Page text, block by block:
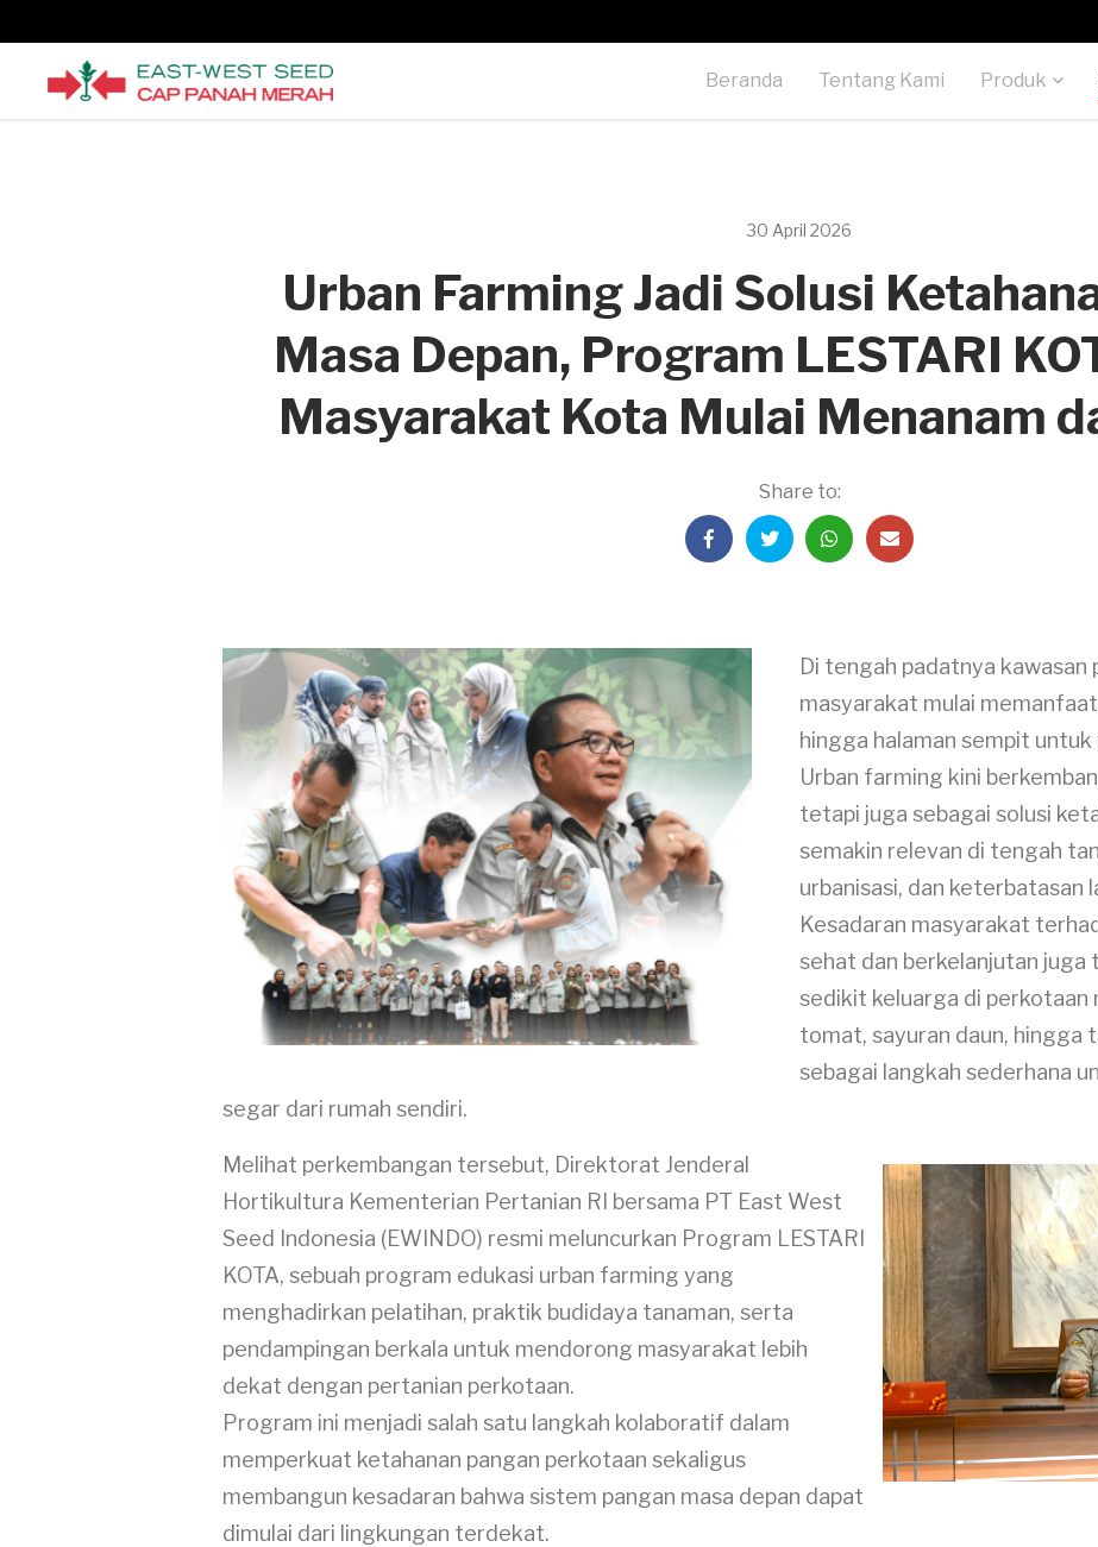
Beranda Tentang Kami Produk
30 April 2026
Urban Farming Jadi Solusi
Masa Depan, Program LESTARI
Masyarakat Kota Mulai Menanam
Share to:
Di tengah padatnya kawasan
masyarakat mulai
hingga halaman sempit
Urban farming kini
tetapi juga sebagai solusi
semakin relevan di tengah
urbanisasi, dan keterbatasan
Kesadaran masyarakat
sehat dan berkelanjutan juga
sedikit keluarga di perkotaan
tomat, sayuran daun, hingga
sebagai langkah sederhana
segar dari rumah sendiri.
Melihat perkembangan tersebut, Direktorat Jenderal
Hortikultura Kementerian Pertanian RI bersama PT East West
Seed Indonesia (EWINDO) resmi meluncurkan Program LESTARI
KOTA, sebuah program edukasi urban farming yang
menghadirkan pelatihan, praktik budidaya tanaman, serta
pendampingan berkala untuk mendorong masyarakat lebih
dekat dengan pertanian perkotaan.
Program ini menjadi salah satu langkah kolaboratif dalam
memperkuat ketahanan pangan perkotaan sekaligus
membangun kesadaran bahwa sistem pangan masa depan dapat
dimulai dari lingkungan terdekat.